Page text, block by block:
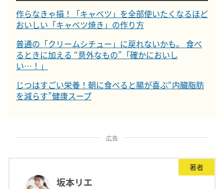
作らなきゃ損！「キャベツ」を全部使いたくなるほど
おいしい「キャベツ焼き」の作り方
普通の「クリームシチュー」に戻れないかも。 食べ
るときに加える “意外なもの”「確かにおいし
い…！」
じつはすごい栄養！朝に食べると腸が喜ぶ“内臓脂肪
を減らす”健康スープ
広告
著者
坂本リエ